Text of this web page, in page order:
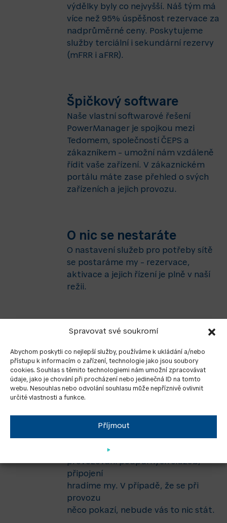
Spravovat své soukromí
Abychom poskytli co nejlepší služby, používáme k ukládání a/nebo
přístupu k informacím o zařízení, technologie jako jsou soubory
cookies. Souhlas s těmito technologiemi nám umožní zpracovávat
údaje, jako je chování při procházení nebo jedinečná ID na tomto
webu. Nesouhlas nebo odvolání souhlasu může nepříznivě ovlivnit
určité vlastnosti a funkce.
Příjmout
výdělky byly co nejvyšší. Náš tým má
více než 95% úspěšnost rezervace za
nadprůměrné ceny. Poskytujeme
služby terciální i sekundární rezervy
(mFRR i aFRR).
Špičkový software
Naše vlastní softwarové řešení
PowerManager je spojkou mezi
Tedomem, společností ČEPS a
zákazníkem – umožní nám vzdáleně
řídit vaše zařízení. V zákaznickém
portálu máte zase přehled o svých
zařízeních a jejich provozu.
O nic se nestaráte
O nastavení služeb pro potřeby sítě
se postaráme my – rezervace,
aktivace a jejich řízení je plně v naší
režii.
Spolupracujeme přímo
se společností ČEPS
Jsme licencovaným provozovatelem
agregačního bloku certifikovaným u
společnosti ČEPS.
Náklady platíme my
Pokud splňujete podmínky pro
provozování podpůrných služeb,
připojení
hradíme my. V případě, že se při
provozu
něco pokazí, nebude vás to nic stát.